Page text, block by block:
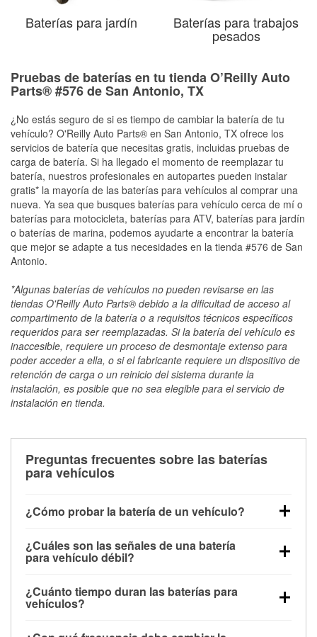
Baterías para jardín Baterías para trabajos
pesados
Pruebas de baterías en tu tienda O’Reilly Auto
Parts® #576 de San Antonio, TX
¿No estás seguro de si es tiempo de cambiar la batería de tu
vehículo? O'Reilly Auto Parts® en San Antonio, TX ofrece los
servicios de batería que necesitas gratis, incluidas pruebas de
carga de batería. Si ha llegado el momento de reemplazar tu
batería, nuestros profesionales en autopartes pueden instalar
gratis* la mayoría de las baterías para vehículos al comprar una
nueva. Ya sea que busques baterías para vehículo cerca de mí o
baterías para motocicleta, baterías para ATV, baterías para jardín
o baterías de marina, podemos ayudarte a encontrar la batería
que mejor se adapte a tus necesidades en la tienda #576 de San
Antonio.
*Algunas baterías de vehículos no pueden revisarse en las
tiendas O'Reilly Auto Parts® debido a la dificultad de acceso al
compartimento de la batería o a requisitos técnicos específicos
requeridos para ser reemplazadas. Si la batería del vehículo es
inaccesible, requiere un proceso de desmontaje extenso para
poder acceder a ella, o si el fabricante requiere un dispositivo de
retención de carga o un reinicio del sistema durante la
instalación, es posible que no sea elegible para el servicio de
instalación en tienda.
Preguntas frecuentes sobre las baterías
para vehículos
¿Cómo probar la batería de un vehículo?
maneras. El método más rápido es utilizar un
multímetro: con el vehículo apagado, conecta los
voltaje: una batería en buen estado y totalmente
cargada debería indicar unos 12.6 voltios. Es
importante saber que las baterías descargadas a
¿Cuáles son las señales de una batería
para vehículo débil?
advertencia. Un arranque lento del motor, faros
tenues, chasquidos al girar la llave o luces de
¿Cuánto tiempo duran las baterías para
vehículos?